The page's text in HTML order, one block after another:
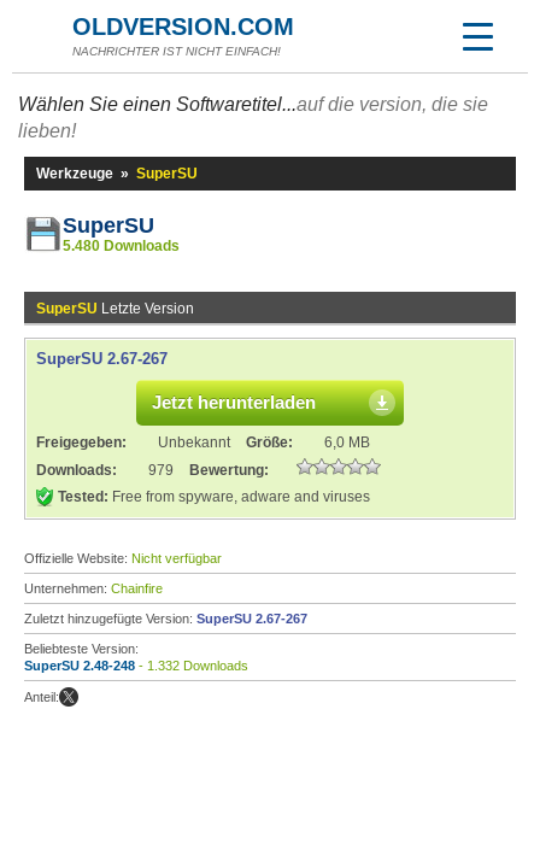
OLDVERSION.COM
NACHRICHTER IST NICHT EINFACH!
Wählen Sie einen Softwaretitel...auf die version, die sie
lieben!
Werkzeuge » SuperSU
SuperSU
5.480 Downloads
SuperSU Letzte Version
SuperSU 2.67-267
Jetzt herunterladen
Freigegeben: Unbekannt Größe:
6,0 MB
Downloads:
979
Bewertung:
Tested: Free from spyware, adware and viruses
Offizielle Website: Nicht verfügbar
Unternehmen: Chainfire
Zuletzt hinzugefügte Version: SuperSU 2.67-267
Beliebteste Version:
SuperSU 2.48-248 - 1.332 Downloads
Anteil: